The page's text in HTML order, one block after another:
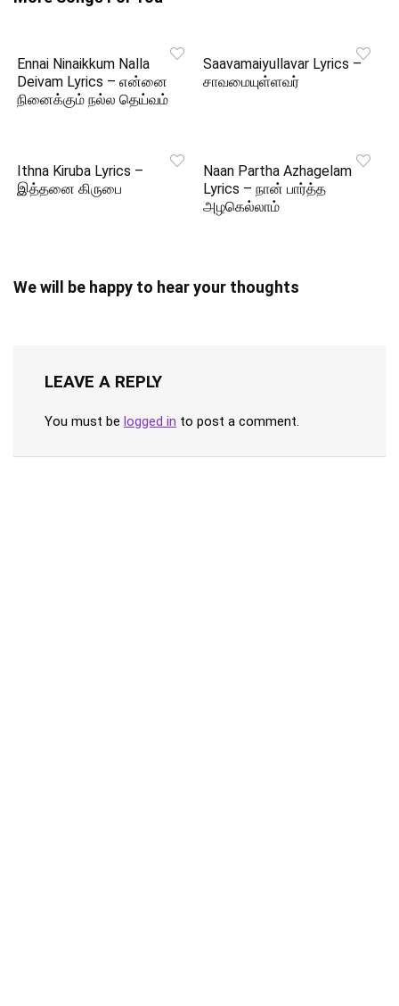
Ennai Ninaikkum Nalla
Deivam Lyrics – என்னை
நினைக்கும் நல்ல தெய்வம்
Saavamaiyullavar Lyrics –
சாவமையுள்ளவர்
Ithna Kiruba Lyrics –
இத்தனை கிருபை
Naan Partha Azhagelam
Lyrics – நான் பார்த்த
அழகெல்லாம்
We will be happy to hear your thoughts
LEAVE A REPLY
You must be logged in to post a comment.